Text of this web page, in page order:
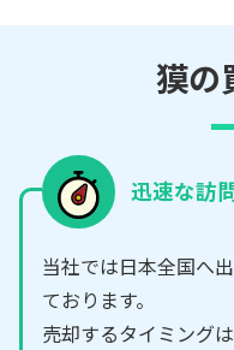
獏の
迅速な訪
当社では日本全国へ
ております。
売却するタイミング